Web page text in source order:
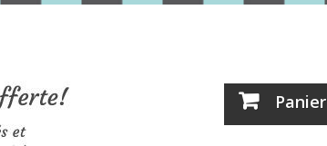
Panier